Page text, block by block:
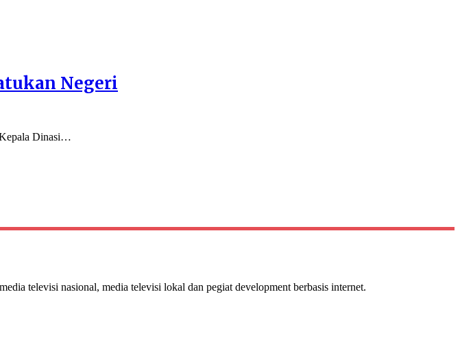
Negeri
Dinasi…
televisi nasional, media televisi lokal dan pegiat development berbasis internet.